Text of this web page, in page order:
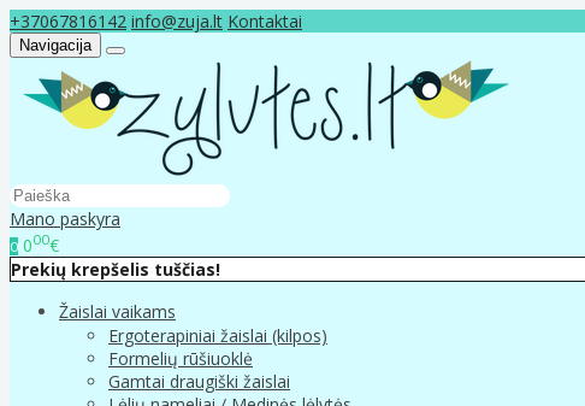
+37067816142 info@zuja.lt Kontaktai
Navigacija
Mano paskyra
0 000€
Prekių krepšelis tuščias!
Žaislai vaikams
Ergoterapiniai žaislai (kilpos)
Formelių rūšiuoklė
Gamtai draugiški žaislai